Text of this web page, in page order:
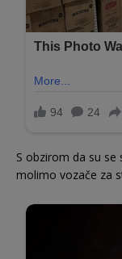
S obzirom da su
molimo vozače za